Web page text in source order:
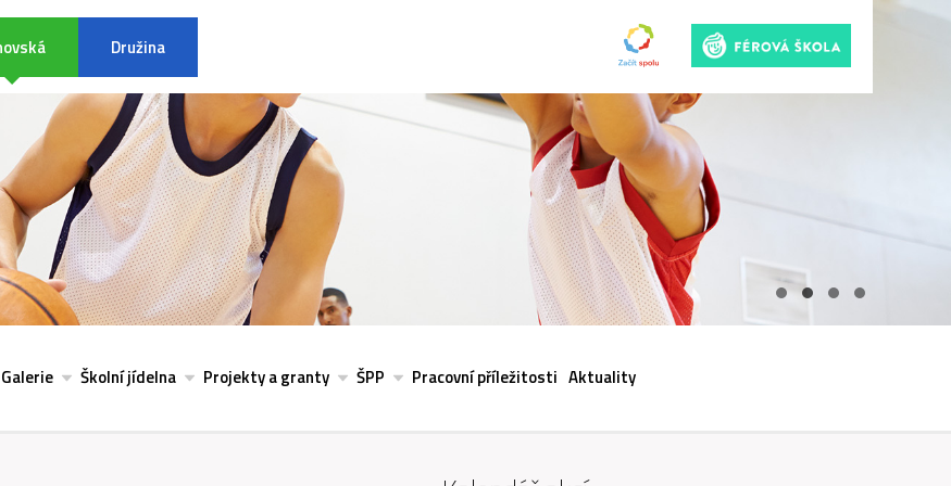
Družina
Galerie Školní jídelna Projekty a granty ŠPP Pracovní příležitosti Aktuality